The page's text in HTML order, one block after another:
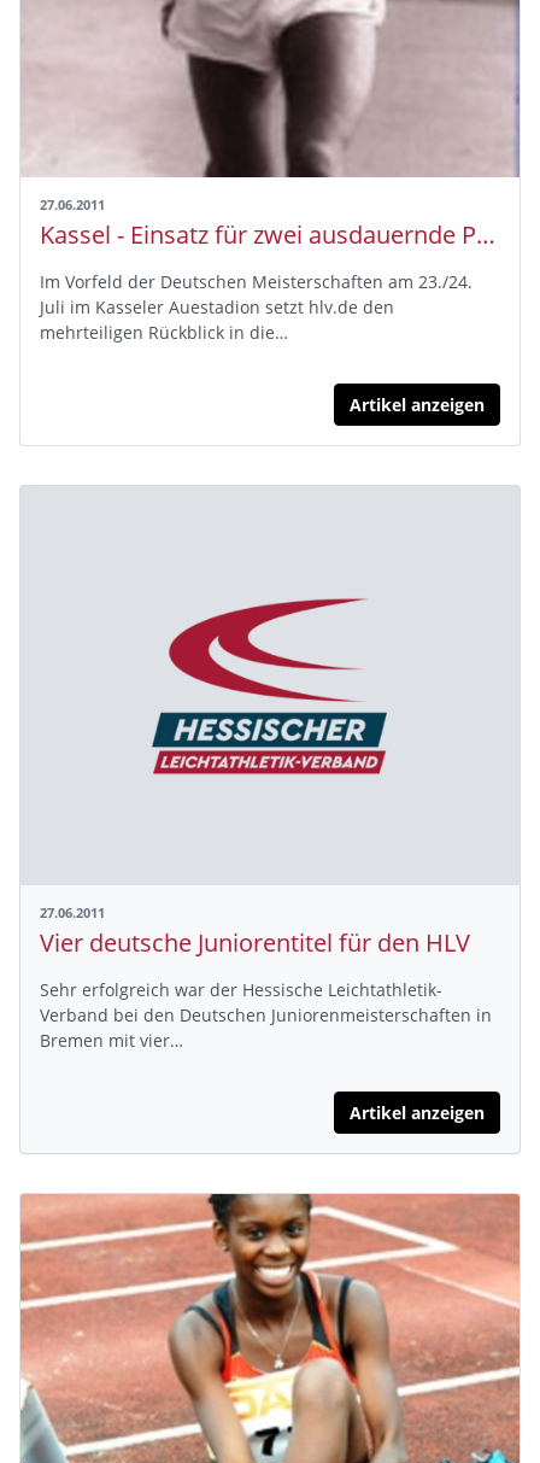
27.06.2011
Kassel - Einsatz für zwei ausdauernde Polizeibeamte
Im Vorfeld der Deutschen Meisterschaften am 23./24.
Juli im Kasseler Auestadion setzt hlv.de den
mehrteiligen Rückblick in die…
Artikel anzeigen
27.06.2011
Vier deutsche Juniorentitel für den HLV
Sehr erfolgreich war der Hessische Leichtathletik-
Verband bei den Deutschen Juniorenmeisterschaften in
Bremen mit vier…
Artikel anzeigen